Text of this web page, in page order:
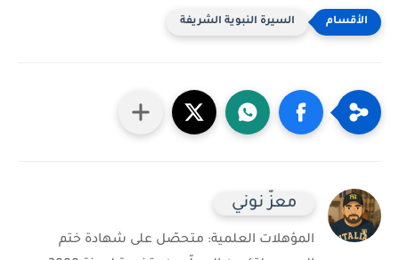
السيرة النبوية الشريفة
معزّ نوني
المؤهلات العلمية: متحصّل على شهادة ختم